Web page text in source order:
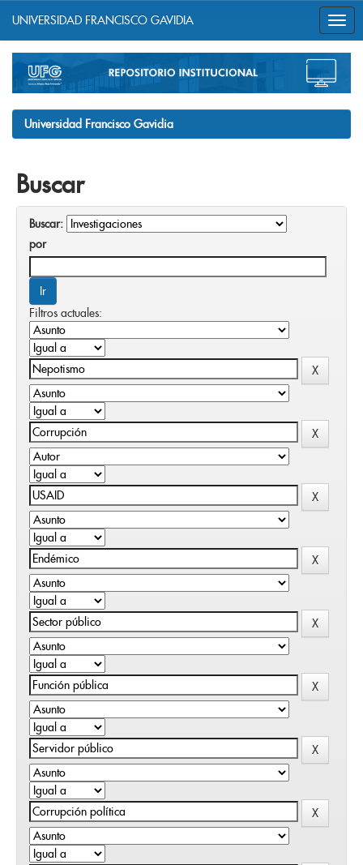
navigation
UNIVERSIDAD FRANCISCO GAVIDIA
Universidad Francisco Gavidia
Buscar
Buscar:
por
Filtros actuales: